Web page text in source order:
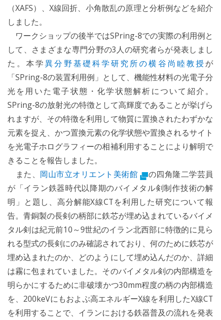
（XAFS）、X線回折、小角散乱の原理と分析例などを紹介
しました。
ワークショップの後半ではSPring-8での実際の利用例と
して、さまざまな専門分野の3人の研究者らが発表しまし
た。本学異分野基礎科学研究所の横谷尚睦教授 が
「SPring-8の装置利用例」として、機能性材料の光電子分
光を用いた電子状態・化学状態解析について紹介。
SPring-8の放射光の特徴として高輝度であることが挙げら
れますが、その特徴を利用して物質に置換されたわずかな
元素を捉え、かつ置換元素の化学状態や置換されるサイト
を光電子ホログラフィーの相補利用することにより解明で
きることを報告しました。
また、 岡山市立オリエント美術館
の四角隆二学芸員
が「イラン鉄器時代以降期のバイメタル剣制作技術の解
明」と題し、高分解能X線CTを利用した研究について報
告。青銅製の長剣の柄部に鉄芯が埋め込まれているバイメ
タル剣は紀元前10～9世紀のイラン北西部に特徴的に見ら
れる型式の長剣にのみ確認されており、何のために鉄芯が
埋め込まれたのか、どのようにして埋め込んだのか、詳細
は霧に包まれていました。そのバイメタル剣の内部構造を
明らかにするために非破壊かつ30mm程度の柄の内部構造
を、200keVにもおよぶ高エネルギーX線を利用したX線CT
を利用することで、イランにおける鉄器普及の流れを発表